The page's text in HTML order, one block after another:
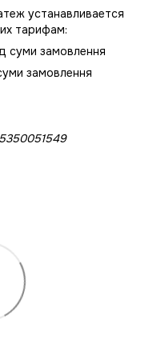
устанавливается
тарифам:
суми замовлення
замовлення